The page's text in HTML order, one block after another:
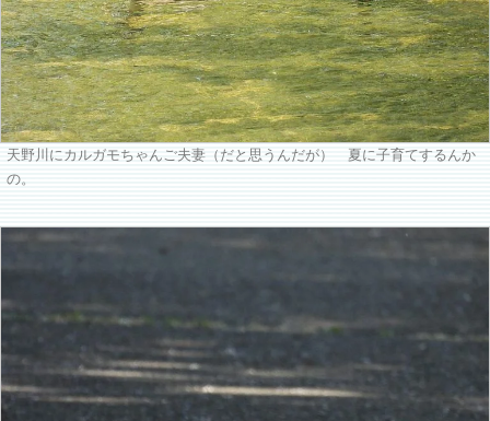
天野川にカルガモちゃんご夫妻（だと思うんだが） 夏に子育てするんか
の。